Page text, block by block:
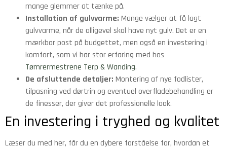
mange glemmer at tænke på.
Installation af gulvvarme: Mange vælger at få lagt
gulvvarme, når de alligevel skal have nyt gulv. Det er en
mærkbar post på budgettet, men også en investering i
komfort, som vi har stor erfaring med hos
Tømrermestrene Terp & Wanding.
De afsluttende detaljer: Montering af nye fodlister,
tilpasning ved dørtrin og eventuel overfladebehandling er
de finesser, der giver det professionelle look.
En investering i tryghed og kvalitet
Læser du med her, får du en dybere forståelse for, hvordan et